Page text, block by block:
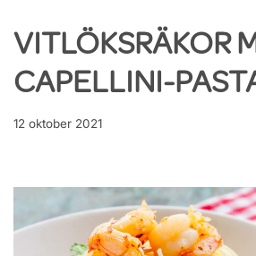
VITLÖKSRÄKOR
CAPELLINI-
12 oktober 2021